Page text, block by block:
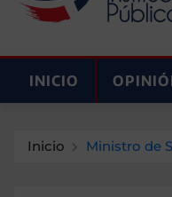
INICIO
Inicio Ministro de